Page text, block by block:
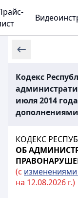
Кодекс
июля 2014
дополнениями
КОДЕКС
ОБ
(с
на 12.08.2026 г.)